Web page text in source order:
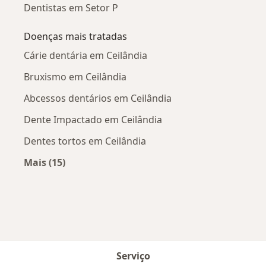
Dentistas em Setor P
Doenças mais tratadas
Cárie dentária em Ceilândia
Bruxismo em Ceilândia
Abcessos dentários em Ceilândia
Dente Impactado em Ceilândia
Dentes tortos em Ceilândia
Mais (15)
Serviço